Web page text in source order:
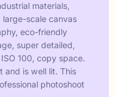
materials,
large-scale canvas
eco-friendly
super detailed,
100, copy space.
and is well lit. This
photoshoot